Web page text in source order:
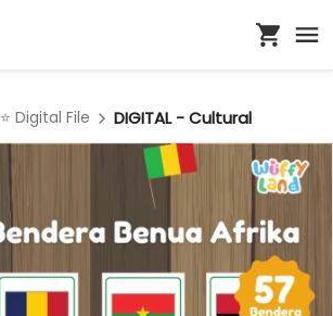
⭐ Digital File DIGITAL - Cultural